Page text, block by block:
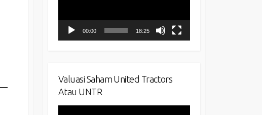
00:00 18:25
Valuasi Saham United Tractors
Atau UNTR